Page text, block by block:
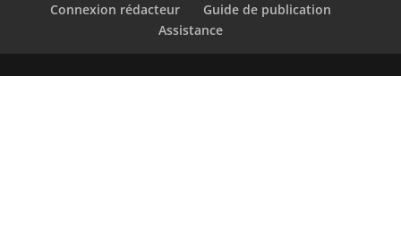
Connexion rédacteur
Guide de publication
Assistance